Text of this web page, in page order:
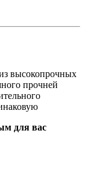
высокопрочных
прочней
для вас